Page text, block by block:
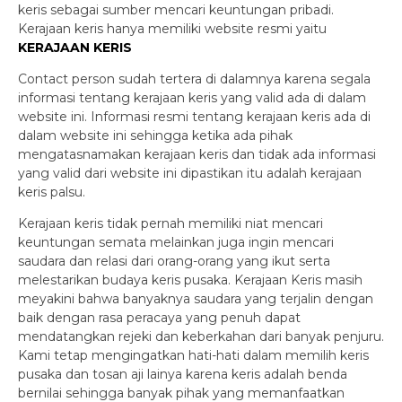
keris sebagai sumber mencari keuntungan pribadi.
Kerajaan keris hanya memiliki website resmi yaitu
KERAJAAN KERIS
Contact person sudah tertera di dalamnya karena segala
informasi tentang kerajaan keris yang valid ada di dalam
website ini. Informasi resmi tentang kerajaan keris ada di
dalam website ini sehingga ketika ada pihak
mengatasnamakan kerajaan keris dan tidak ada informasi
yang valid dari website ini dipastikan itu adalah kerajaan
keris palsu.
Kerajaan keris tidak pernah memiliki niat mencari
keuntungan semata melainkan juga ingin mencari
saudara dan relasi dari orang-orang yang ikut serta
melestarikan budaya keris pusaka. Kerajaan Keris masih
meyakini bahwa banyaknya saudara yang terjalin dengan
baik dengan rasa peracaya yang penuh dapat
mendatangkan rejeki dan keberkahan dari banyak penjuru.
Kami tetap mengingatkan hati-hati dalam memilih keris
pusaka dan tosan aji lainya karena keris adalah benda
bernilai sehingga banyak pihak yang memanfaatkan